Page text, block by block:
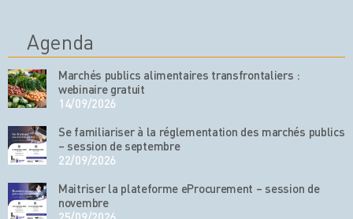
Agenda
Marchés publics alimentaires transfrontaliers :
webinaire gratuit
14/09/2026
Se familiariser à la réglementation des marchés publics
– session de septembre
22/09/2026
Maitriser la plateforme eProcurement – session de
novembre